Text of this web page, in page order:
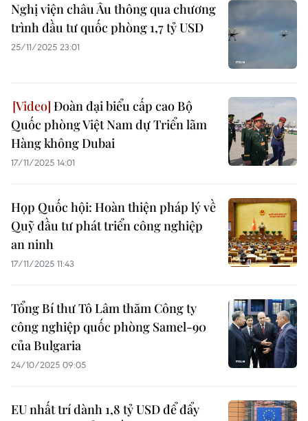
Nghị viện châu Âu thông qua chương
trình đầu tư quốc phòng 1,7 tỷ USD
25/11/2025 23:01
Đoàn đại biểu cấp cao Bộ
Quốc phòng Việt Nam dự Triển lãm
Hàng không Dubai
17/11/2025 14:01
Họp Quốc hội: Hoàn thiện pháp lý về
Quỹ đầu tư phát triển công nghiệp
an ninh
17/11/2025 11:43
Tổng Bí thư Tô Lâm thăm Công ty
công nghiệp quốc phòng Samel-90
của Bulgaria
24/10/2025 09:05
EU nhất trí dành 1,8 tỷ USD để đẩy